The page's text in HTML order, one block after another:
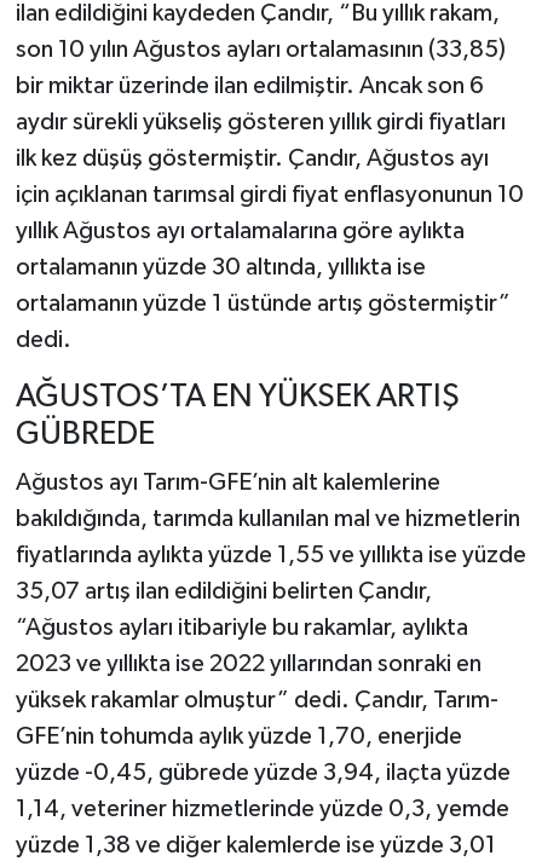
ilan edildiğini kaydeden Çandır, “Bu yıllık rakam,
son 10 yılın Ağustos ayları ortalamasının (33,85)
bir miktar üzerinde ilan edilmiştir. Ancak son 6
aydır sürekli yükseliş gösteren yıllık girdi fiyatları
ilk kez düşüş göstermiştir. Çandır, Ağustos ayı
için açıklanan tarımsal girdi fiyat enflasyonunun 10
yıllık Ağustos ayı ortalamalarına göre aylıkta
ortalamanın yüzde 30 altında, yıllıkta ise
ortalamanın yüzde 1 üstünde artış göstermiştir”
dedi.
AĞUSTOS’TA EN YÜKSEK ARTIŞ
GÜBREDE
Ağustos ayı Tarım-GFE’nin alt kalemlerine
bakıldığında, tarımda kullanılan mal ve hizmetlerin
fiyatlarında aylıkta yüzde 1,55 ve yıllıkta ise yüzde
35,07 artış ilan edildiğini belirten Çandır,
“Ağustos ayları itibariyle bu rakamlar, aylıkta
2023 ve yıllıkta ise 2022 yıllarından sonraki en
yüksek rakamlar olmuştur” dedi. Çandır, Tarım-
GFE’nin tohumda aylık yüzde 1,70, enerjide
yüzde -0,45, gübrede yüzde 3,94, ilaçta yüzde
1,14, veteriner hizmetlerinde yüzde 0,3, yemde
yüzde 1,38 ve diğer kalemlerde ise yüzde 3,01